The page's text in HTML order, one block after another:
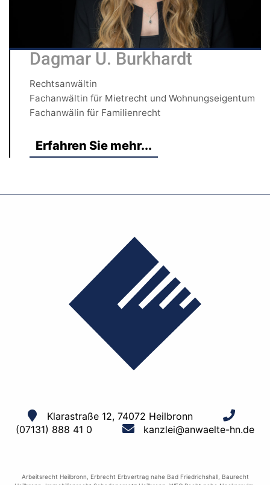
Dagmar U. Burkhardt
Rechtsanwältin
Fachanwältin für Mietrecht und Wohnungseigentum
Fachanwälin für Familienrecht
Erfahren Sie mehr...
Klarastraße 12, 74072 Heilbronn
(07131) 888 41 0
kanzlei@anwaelte-hn.de
Arbeitsrecht Heilbronn Erbrecht Erbvertrag nahe Bad Friedrichshall, Baurecht